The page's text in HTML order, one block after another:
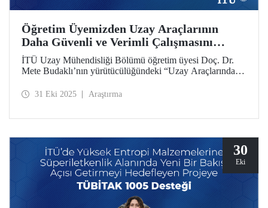
Öğretim Üyemizden Uzay Araçlarının
Daha Güvenli ve Verimli Çalışmasını
Sağlayacak Araştırma
İTÜ Uzay Mühendisliği Bölümü öğretim üyesi Doç. Dr.
Mete Budaklı’nın yürütücülüğündeki “Uzay Araçlarında
Geliştirilmesi” başlıklı proje, Araştırma Üniversitesi Destek
31 Eki 2025 Araştırma
30
Eki